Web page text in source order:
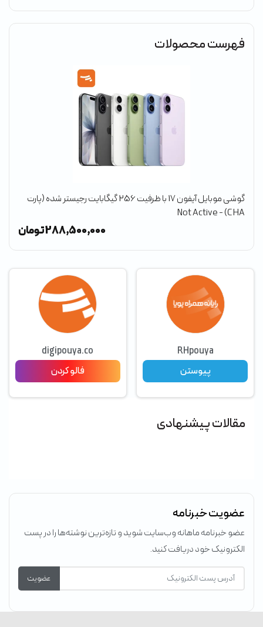
فهرست محصولات
گوشی موبایل آیفون 17 با ظرفیت 256 گیگابایت رجیستر شده (پارت
CHA) - Not Active
288,500,000تومان
RHpouya
پیوستن
digipouya.co
فالو کردن
مقالات پیشنهادی
عضویت خبرنامه
عضو خبرنامه ماهانه وب‌سایت شوید و تازه‌ترین نوشته‌ها را در پست
الکترونیک خود دریافت کنید.
عضویت